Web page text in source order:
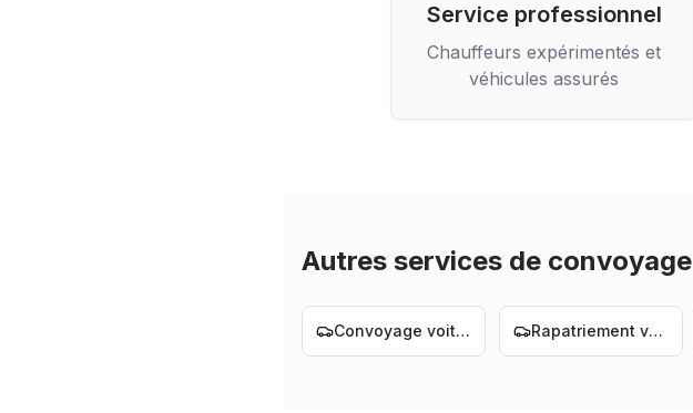
Service professionnel
Chauffeurs expérimentés et
véhicules assurés
Autres services de convoyage
Convoyage voiture Nantes Rapatriement voiture Nantes